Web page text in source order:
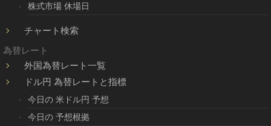
株式市場 休場日
チャート検索
為替レート
外国為替レート一覧
ドル円 為替レートと指標
今日の 米ドル円 予想
今日の 予想根拠